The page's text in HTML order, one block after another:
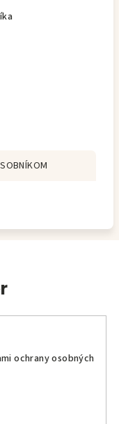
ochrany osobných